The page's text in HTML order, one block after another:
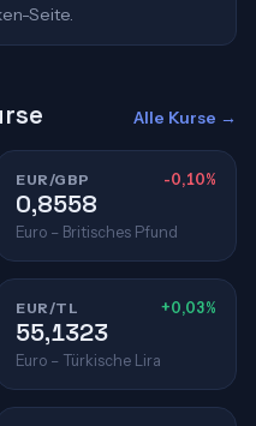
Seite.
Alle Kurse →
EUR/GBP -0,10%
0,8558
Euro – Britisches Pfund
EUR/TL +0,03%
55,1323
Euro – Türkische Lira